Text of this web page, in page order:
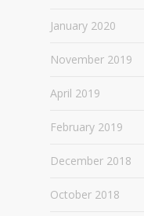
January 2020
November 2019
April 2019
February 2019
December 2018
October 2018